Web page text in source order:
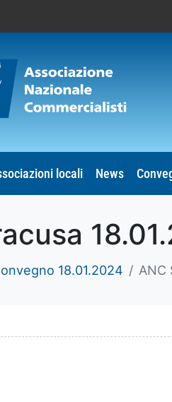
locali News
18.01.2024 ANC